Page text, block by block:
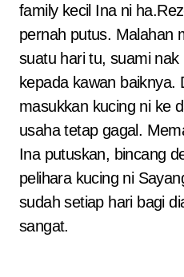
family kecil Ina ni
pernah putus. Malahan
suatu hari tu, suami nak
kepada kawan baiknya.
masukkan kucing ni ke
usaha tetap gagal.
Ina putuskan, bincang
pelihara kucing ni
sudah setiap hari bagi
sangat.